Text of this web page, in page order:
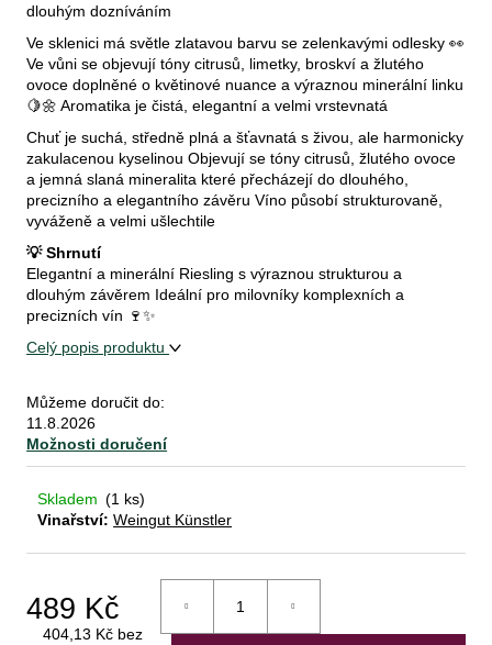
dlouhým dozníváním
Ve sklenici má světle zlatavou barvu se zelenkavými odlesky 👀
Ve vůni se objevují tóny citrusů, limetky, broskví a žlutého
ovoce doplněné o květinové nuance a výraznou minerální linku
🍋🌼 Aromatika je čistá, elegantní a velmi vrstevnatá
Chuť je suchá, středně plná a šťavnatá s živou, ale harmonicky
zakulacenou kyselinou Objevují se tóny citrusů, žlutého ovoce
a jemná slaná mineralita které přecházejí do dlouhého,
precizního a elegantního závěru Víno působí strukturovaně,
vyváženě a velmi ušlechtile
💡 Shrnutí
Elegantní a minerální Riesling s výraznou strukturou a
dlouhým závěrem Ideální pro milovníky komplexních a
precizních vín 🍷✨
Celý popis produktu
Můžeme doručit do:
11.8.2026
Možnosti doručení
Skladem (1 ks)
Vinařství:Weingut Künstler
489 Kč
404,13 Kč bez
Hledat
D
o
p
o
r
u
č
u
j
e
e
pinot
noir
2023
purcari
319
Kč